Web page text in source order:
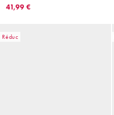
41,99 €
Réduc